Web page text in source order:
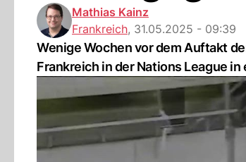
Mathias Kainz
Frankreich, 31.05.2025 - 09:39
Wenige Wochen vor dem Auftakt
Frankreich in der Nations League